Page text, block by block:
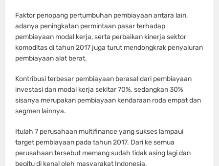
Faktor penopang pertumbuhan pembiayaan antara lain,
adanya peningkatan permintaan pasar terhadap
pembiayaan modal kerja, serta perbaikan kinerja sektor
komoditas di tahun 2017 juga turut mendongkrak penyaluran
pembiayaan alat berat.
Kontribusi terbesar pembiayaan berasal dari pembiayaan
investasi dan modal kerja sekitar 70%, sedangkan 30%
sisanya merupakan pembiayaan kendaraan roda empat dan
segmen lainnya.
Itulah 7 perusahaan multifinance yang sukses lampaui
target pembiayaan pada tahun 2017. Dari ke semua
perusahaan tersebut memang sudah tidak asing lagi dan
begitu di kenal oleh masyarakat Indonesia.